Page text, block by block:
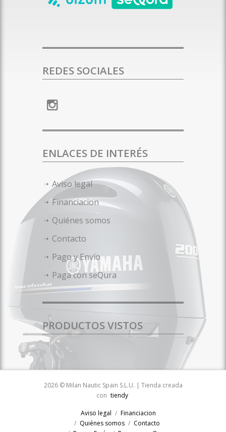
REDES SOCIALES
ENLACES DE INTERÉS
Aviso legal
Financiacion
Quiénes somos
Contacto
Pago y Envío
Paga con seQura
PRODUCTOS VISTOS
2026 © Milan Nautic Spain S.L.U. | Tienda creada
con tiendy
Aviso legal
Financiacion
Quiénes somos
Contacto